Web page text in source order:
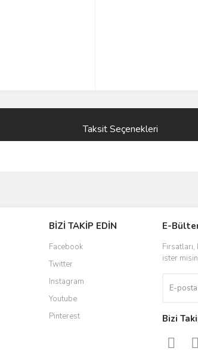
Taksit Seçenekleri
BİZİ TAKİP EDİN
Facebook
Twitter
Instagram
Youtube
Pinterest
E-
ister
Bizi